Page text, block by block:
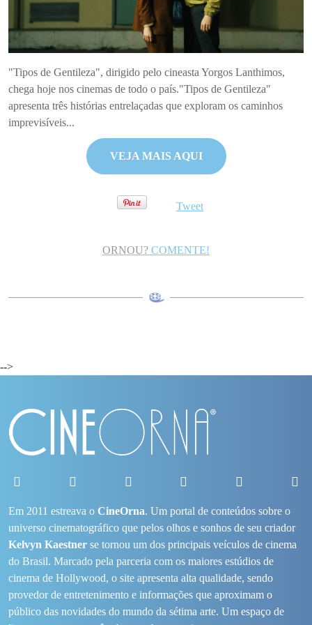
"Tipos de Gentileza", dirigido pelo cineasta Yorgos Lanthimos,
chega hoje nos cinemas de todo o país."Tipos de Gentileza"
apresenta três histórias entrelaçadas que exploram os caminhos
imprevisíveis...
VEJA MAIS AQUI
Tweet
ORNOU? COMENTE!
-->
Em 2011 estreava o CineOrna. Um portal de conteúdos sobre o
universo cinematográfico que pelos olhos e sonhos de seu criador
Kelvyn Kaestner se tornou um dos principais veículos de cinema
do Brasil. Marcado pela parceria com os maiores estúdios de
cinema de Hollywood, o site apresenta alta qualidade, sendo
provedor de entretenimento e informações que aproximam o
público das novidades do mundo da sétima arte. Um espaço de